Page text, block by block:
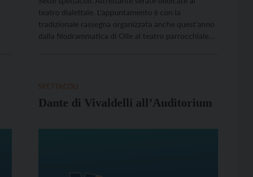
teatro dialettale. L'appuntamento è con la
tradizionale rassegna organizzata anche quest'anno
dalla filodrammatica di Olle al teatro parrocchiale
Dante di Vivaldelli all’Auditorium